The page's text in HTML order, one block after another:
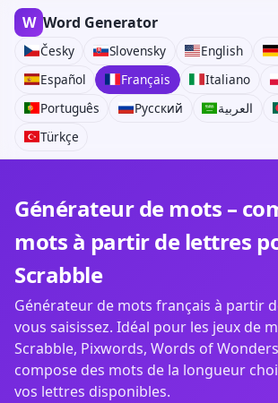
W Word Generator
Česky Slovensky English
Español
Français Italiano
Português
Русский العربية
Türkçe
Générateur de mots –
mots à partir de lettres
Scrabble
Générateur de mots français à partir
vous saisissez. Idéal pour les jeux de
Scrabble, Pixwords, Words of
compose des mots de la longueur
vos lettres disponibles.